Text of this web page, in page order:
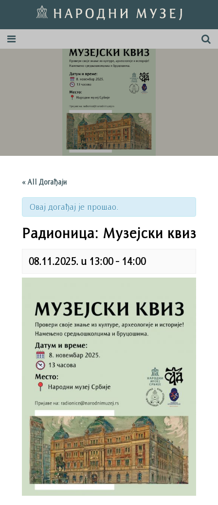
« All Догађаји
Овај догађај је прошао.
Радионица: Музејски квиз
08.11.2025. u 13:00- 14:00